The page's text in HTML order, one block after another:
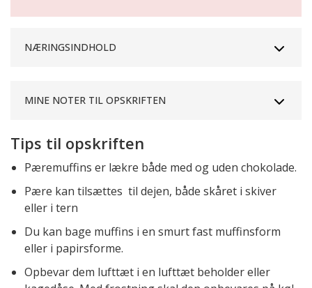
NÆRINGSINDHOLD
MINE NOTER TIL OPSKRIFTEN
Tips til opskriften
Pæremuffins er lækre både med og uden chokolade.
Pære kan tilsættes til dejen, både skåret i skiver
eller i tern
Du kan bage muffins i en smurt fast muffinsform
eller i papirsforme.
Opbevar dem lufttæt i en lufttæt beholder eller